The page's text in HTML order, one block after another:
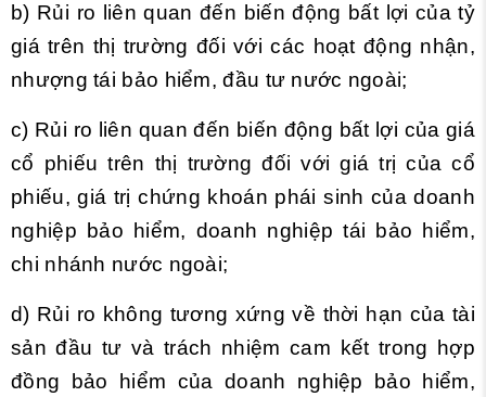
b) Rủi ro liên quan đến biến động bất lợi của tỷ
giá trên thị trường đối với các hoạt động nhận,
nhượng tái bảo hiểm, đầu tư nước ngoài;
c) Rủi ro liên quan đến biến động bất lợi của giá
cổ phiếu trên thị trường đối với giá trị của cổ
phiếu, giá trị chứng khoán phái sinh của doanh
nghiệp bảo hiểm, doanh nghiệp tái bảo hiểm,
chi nhánh nước ngoài;
d) Rủi ro không tương xứng về thời hạn của tài
sản đầu tư và trách nhiệm cam kết trong hợp
đồng bảo hiểm của doanh nghiệp bảo hiểm,